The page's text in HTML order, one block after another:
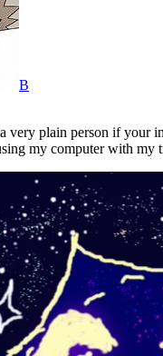
B
very plain person if your
my computer with my